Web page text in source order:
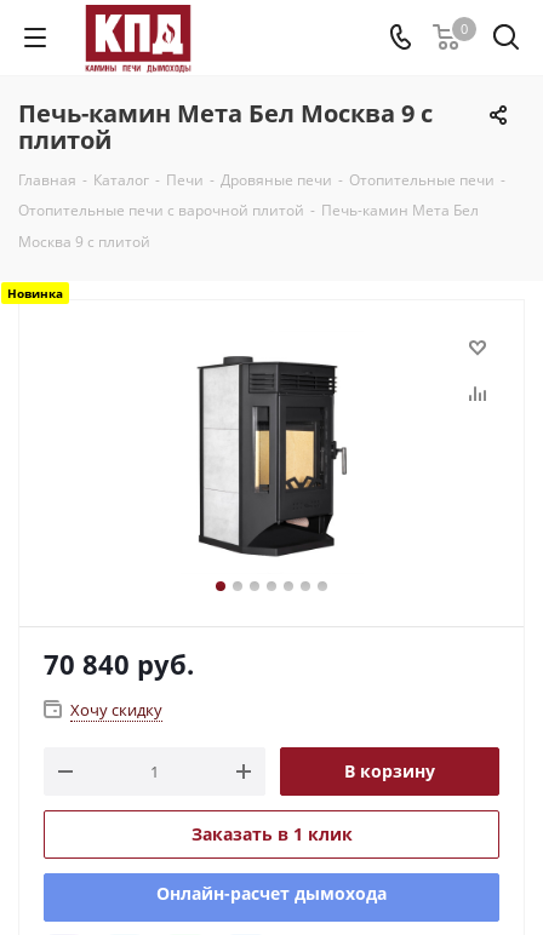
0
Печь-камин Мета Бел Москва 9 с
плитой
Главная - Каталог - Печи - Дровяные печи - Отопительные печи -
Отопительные печи с варочной плитой - Печь-камин Мета Бел
Москва 9 с плитой
Новинка
70 840 руб.
Хочу скидку
В корзину
Заказать в 1 клик
Онлайн-расчет дымохода